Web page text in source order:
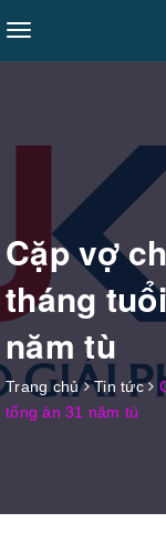
Toggle
navigation
Cặp vợ
tháng
năm tù
Trang chủ Tin tức
tổng án 31 năm tù